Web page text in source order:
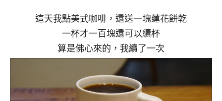
這天我點美式咖啡，還送一塊蓮花餅乾
一杯才一百塊還可以續杯
算是佛心來的，我續了一次